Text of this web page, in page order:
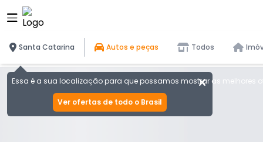
Santa Catarina
Essa é a sua localização para que possamos mostrar as melhores
Ver ofertas de todo o Brasil
Autos e peças Todos